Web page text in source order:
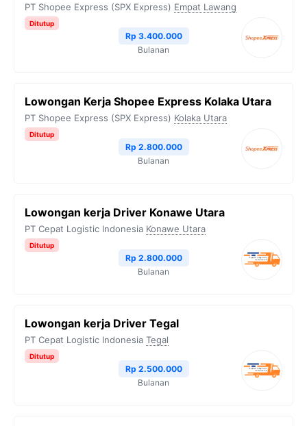
PT Shopee Express (SPX Express) Empat Lawang
Ditutup
Rp 3.400.000
Bulanan
Lowongan Kerja Shopee Express Kolaka Utara
PT Shopee Express (SPX Express) Kolaka Utara
Ditutup
Rp 2.800.000
Bulanan
Lowongan kerja Driver Konawe Utara
PT Cepat Logistic Indonesia Konawe Utara
Ditutup
Rp 2.800.000
Bulanan
Lowongan kerja Driver Tegal
PT Cepat Logistic Indonesia Tegal
Ditutup
Rp 2.500.000
Bulanan